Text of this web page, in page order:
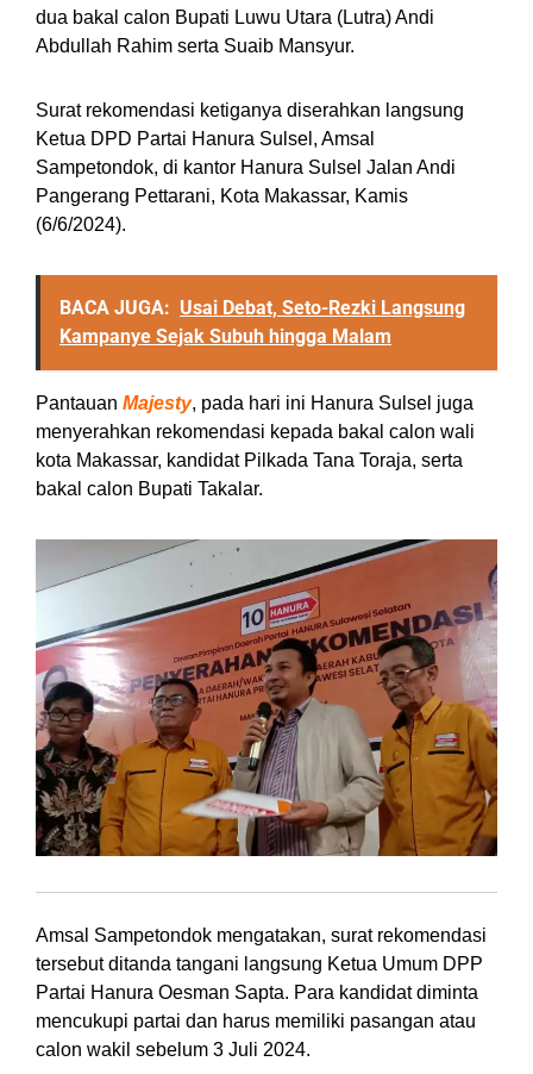
dua bakal calon Bupati Luwu Utara (Lutra) Andi
Abdullah Rahim serta Suaib Mansyur.
Surat rekomendasi ketiganya diserahkan langsung
Ketua DPD Partai Hanura Sulsel, Amsal
Sampetondok, di kantor Hanura Sulsel Jalan Andi
Pangerang Pettarani, Kota Makassar, Kamis
(6/6/2024).
BACA JUGA: Usai Debat, Seto-Rezki Langsung
Kampanye Sejak Subuh hingga Malam
Pantauan Majesty, pada hari ini Hanura Sulsel juga
menyerahkan rekomendasi kepada bakal calon wali
kota Makassar, kandidat Pilkada Tana Toraja, serta
bakal calon Bupati Takalar.
Amsal Sampetondok mengatakan, surat rekomendasi
tersebut ditanda tangani langsung Ketua Umum DPP
Partai Hanura Oesman Sapta. Para kandidat diminta
mencukupi partai dan harus memiliki pasangan atau
calon wakil sebelum 3 Juli 2024.